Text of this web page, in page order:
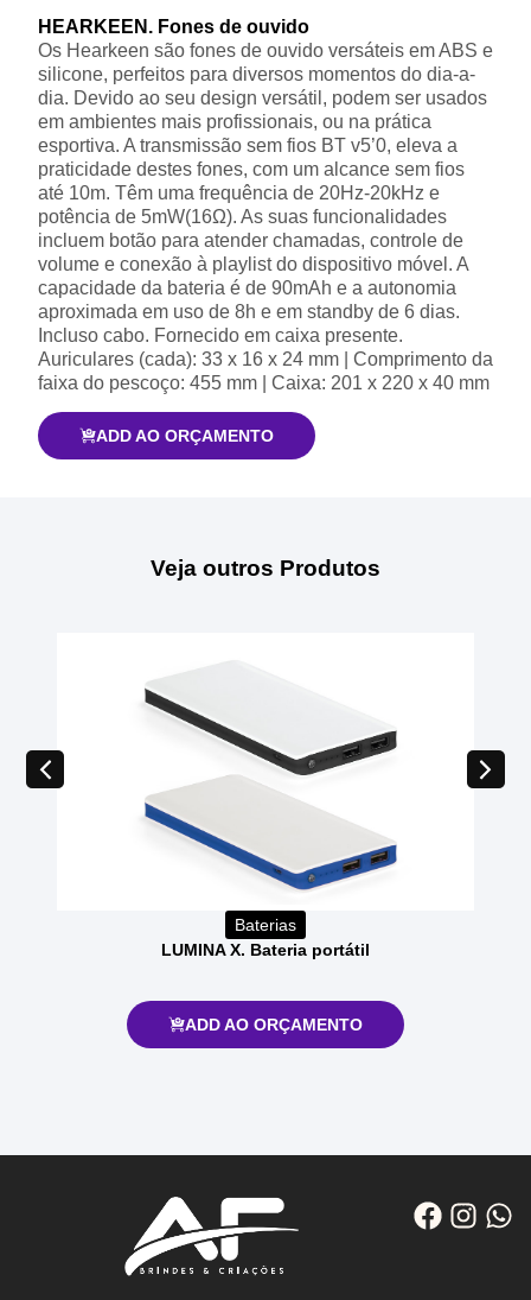
HEARKEEN. Fones de ouvido
Os Hearkeen são fones de ouvido versáteis em ABS e
silicone, perfeitos para diversos momentos do dia-a-
dia. Devido ao seu design versátil, podem ser usados
em ambientes mais profissionais, ou na prática
esportiva. A transmissão sem fios BT v5’0, eleva a
praticidade destes fones, com um alcance sem fios
até 10m. Têm uma frequência de 20Hz-20kHz e
potência de 5mW(16Ω). As suas funcionalidades
incluem botão para atender chamadas, controle de
volume e conexão à playlist do dispositivo móvel. A
capacidade da bateria é de 90mAh e a autonomia
aproximada em uso de 8h e em standby de 6 dias.
Incluso cabo. Fornecido em caixa presente.
Auriculares (cada): 33 x 16 x 24 mm | Comprimento da
faixa do pescoço: 455 mm | Caixa: 201 x 220 x 40 mm
ADD AO ORÇAMENTO
Veja outros Produtos
Baterias
LUMINA X. Bateria portátil
ADD AO ORÇAMENTO